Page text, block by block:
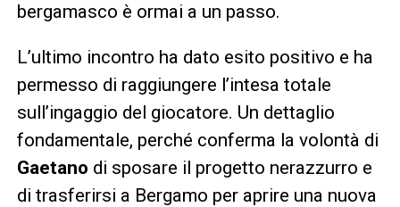
bergamasco è ormai a un passo.
L’ultimo incontro ha dato esito positivo e ha
permesso di raggiungere l’intesa totale
sull’ingaggio del giocatore. Un dettaglio
fondamentale, perché conferma la volontà di
Gaetano di sposare il progetto nerazzurro e
di trasferirsi a Bergamo per aprire una nuova